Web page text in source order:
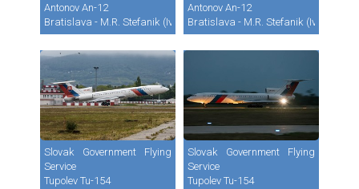
Antonov An-12
Bratislava - M.R. Stefanik (Ivanka) (BTS / LZIB)
Antonov An-12
Bratislava - M.R. Stefanik (Ivanka)
Slovak Government Flying
Service
Tupolev Tu-154
Slovak Government Flying
Service
Tupolev Tu-154